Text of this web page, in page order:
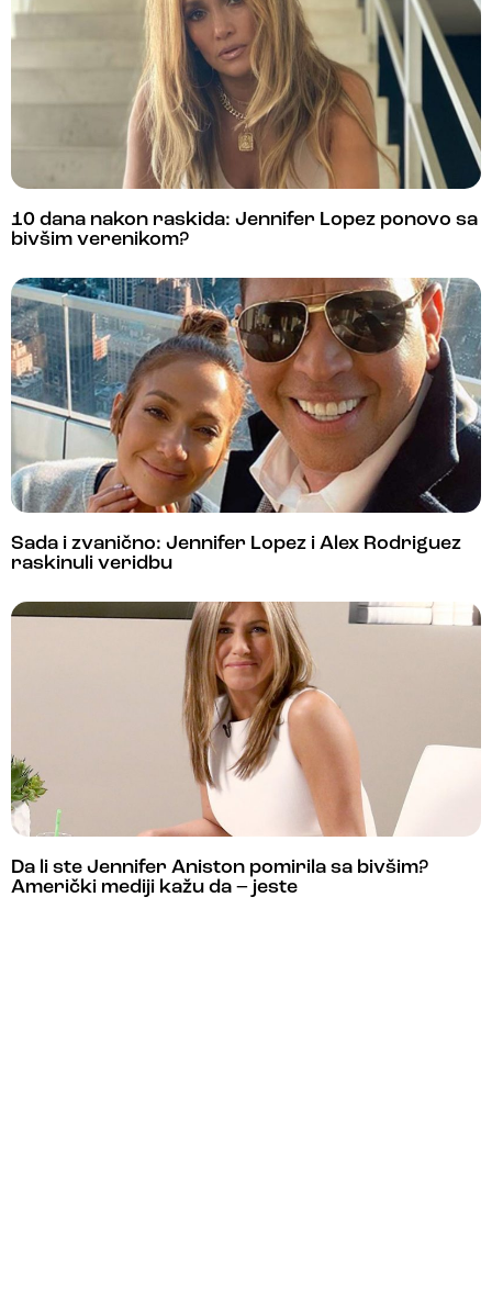
10 dana nakon raskida: Jennifer Lopez ponovo sa
bivšim verenikom?
Sada i zvanično: Jennifer Lopez i Alex Rodriguez
raskinuli veridbu
Da li ste Jennifer Aniston pomirila sa bivšim?
Američki mediji kažu da – jeste